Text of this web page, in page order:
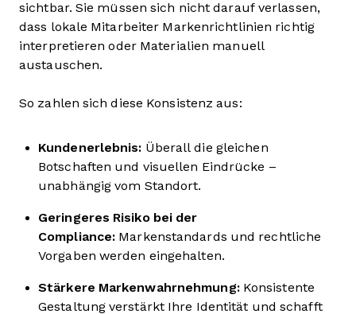
sichtbar. Sie müssen sich nicht darauf verlassen,
dass lokale Mitarbeiter Markenrichtlinien richtig
interpretieren oder Materialien manuell
austauschen.
So zahlen sich diese Konsistenz aus:
Kundenerlebnis: Überall die gleichen
Botschaften und visuellen Eindrücke –
unabhängig vom Standort.
Geringeres Risiko bei der
Compliance: Markenstandards und rechtliche
Vorgaben werden eingehalten.
Stärkere Markenwahrnehmung:Konsistente
Gestaltung verstärkt Ihre Identität und schafft